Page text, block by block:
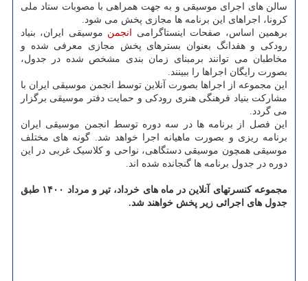
سالن های اجرای موسیقی و به جهت همراهی با مصوبات ستاد ملی
کرونا، اجراهای این برنامه ها مجازی پخش می شود.
برهمین اساس، صفحات اینستاگرامی
انجمن موسیقی ایران، بنیاد
رودکی و هفدانگ بعنوان بسترهای پخش مجازی معرفی شده و
مخاطبان می توانند برمبنای زمان بندی مشخص شده در جدول،
بصورت رایگان اجراها را ببینند.
این مجموعه از اجراها بصورت آنلاین توسط انجمن موسیقی ایران با
مشارکت بنیاد فرهنگی هنری رودکی و حمایت دفتر موسیقی برگزار
می گردد.
این فصل از برنامه ها در سه دوره توسط انجمن موسیقی ایران
برنامه ریزی و بصورت ماهیانه اجرا خواهد شد. گونه های مختلف
موسیقی همچون موسیقی دستگاهی، نواحی و کلاسیک غربی در این
دوره در جدول برنامه ها گنجانده شده اند.
مجموعه کنسرتهای آنلاین در ماه های خرداد، تیر و مرداد ۱۴۰۰ طبق
جدول های اجرائی زیر پخش خواهند شد.